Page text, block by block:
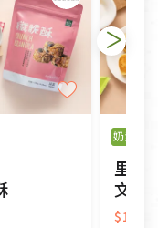
易於變質或損壞
換之商品：如
品瑕疵無法讀取僅
污損者。
等私人消耗性產
奶素
里仁
文旦
$130